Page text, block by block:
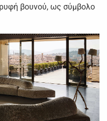
βουνού, ως σύμβολο